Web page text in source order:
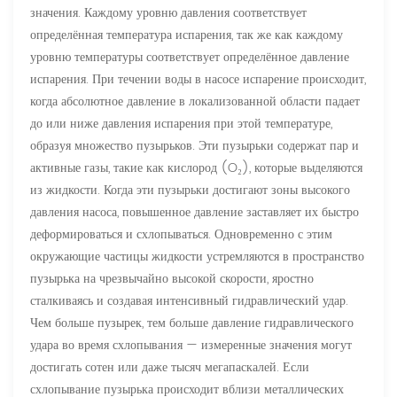
значения. Каждому уровню давления соответствует
определённая температура испарения, так же как каждому
уровню температуры соответствует определённое давление
испарения. При течении воды в насосе испарение происходит,
когда абсолютное давление в локализованной области падает
до или ниже давления испарения при этой температуре,
образуя множество пузырьков. Эти пузырьки содержат пар и
активные газы, такие как кислород (O₂), которые выделяются
из жидкости. Когда эти пузырьки достигают зоны высокого
давления насоса, повышенное давление заставляет их быстро
деформироваться и схлопываться. Одновременно с этим
окружающие частицы жидкости устремляются в пространство
пузырька на чрезвычайно высокой скорости, яростно
сталкиваясь и создавая интенсивный гидравлический удар.
Чем больше пузырек, тем больше давление гидравлического
удара во время схлопывания — измеренные значения могут
достигать сотен или даже тысяч мегапаскалей. Если
схлопывание пузырька происходит вблизи металлических